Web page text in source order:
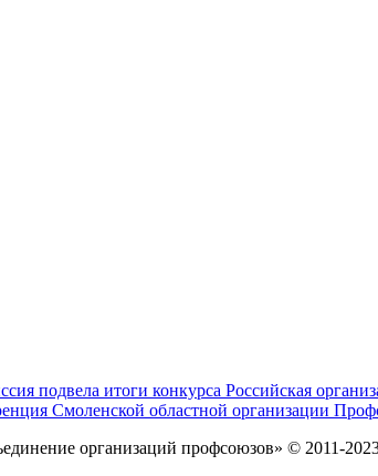
подвела итоги конкурса Российская
Смоленской областной организации
организаций профсоюзов» © 2011-